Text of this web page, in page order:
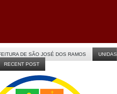
DE SÃO JOSÉ DOS RAMOS
UNIDAS
RECENT POST